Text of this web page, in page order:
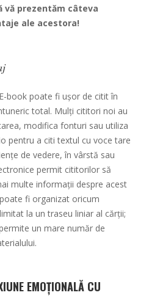
vă prezentăm câteva
ale acestora!
book poate fi ușor de citit în
total. Mulți cititori noi au
modifica fonturi sau utiliza
pentru a citi textul cu voce tare
de vedere, în vârstă sau
permit cititorilor să
multe informații despre acest
fi organizat oricum
la un traseu liniar al cărţii;
un mare număr de
EMOȚIONALĂ CU